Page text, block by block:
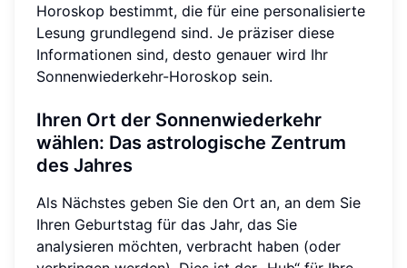
Horoskop bestimmt, die für eine personalisierte
Lesung grundlegend sind. Je präziser diese
Informationen sind, desto genauer wird Ihr
Sonnenwiederkehr-Horoskop sein.
Ihren Ort der Sonnenwiederkehr
wählen: Das astrologische Zentrum
des Jahres
Als Nächstes geben Sie den Ort an, an dem Sie
Ihren Geburtstag für das Jahr, das Sie
analysieren möchten, verbracht haben (oder